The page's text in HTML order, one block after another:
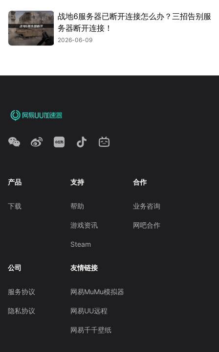
战地6服务器已断开连接怎么办？三招告别服
务器断开连接！
2026-06-09
产品
下载
支持
帮助
游戏资讯
Steam
合作
业务咨询
网吧合作
公司
服务协议
隐私协议
友情链接
网易MuMu模拟器
网易UU远程
网易千千壁纸